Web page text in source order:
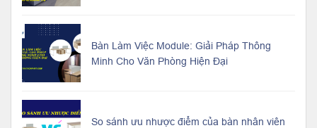
Bàn Làm Việc Module: Giải Pháp Thông
Minh Cho Văn Phòng Hiện Đại
So sánh ưu nhược điểm của bàn nhân viên